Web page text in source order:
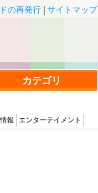
の再発行 サイトマップ
カテゴリ
報 エンターテイメント